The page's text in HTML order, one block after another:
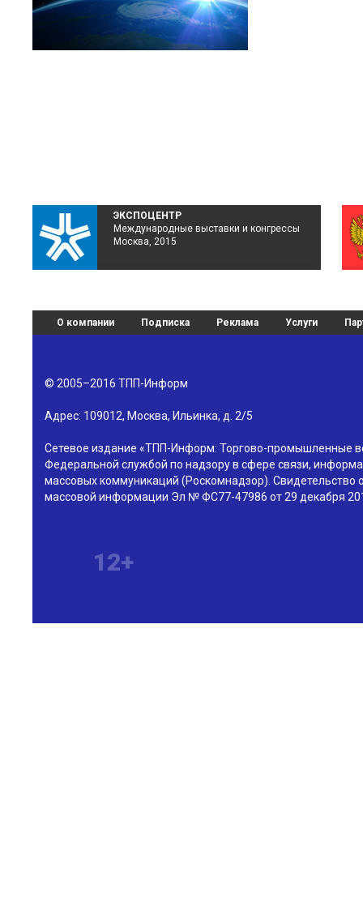
ЭКСПОЦЕНТР
Международные выставки и конгрессы
Москва, 2015
О компании Подписка Реклама Услуги
© 2005–2016 ТПП-Информ
Адрес: 109012, Москва, Ильинка, д. 2/5
Сетевое издание «ТПП-Информ: Торгово-промышленные
Федеральной службой по надзору в сфере связи,
массовых коммуникаций (Роскомнадзор). Свидетельство
массовой информации Эл № ФС77-47986 от 29 декабря
12+